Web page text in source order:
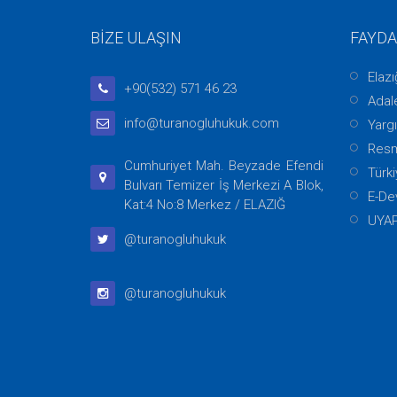
BİZE ULAŞIN
+90(532) 571 46 23
info@turanogluhukuk.com
Cumhuriyet Mah. Beyzade Efendi
Bulvarı Temizer İş Merkezi A Blok,
Kat:4 No:8 Merkez / ELAZIĞ
@turanogluhukuk
@turanogluhukuk
E-